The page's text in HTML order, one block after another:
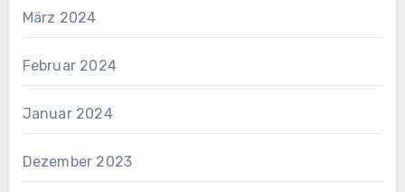
März 2024
Februar 2024
Januar 2024
Dezember 2023